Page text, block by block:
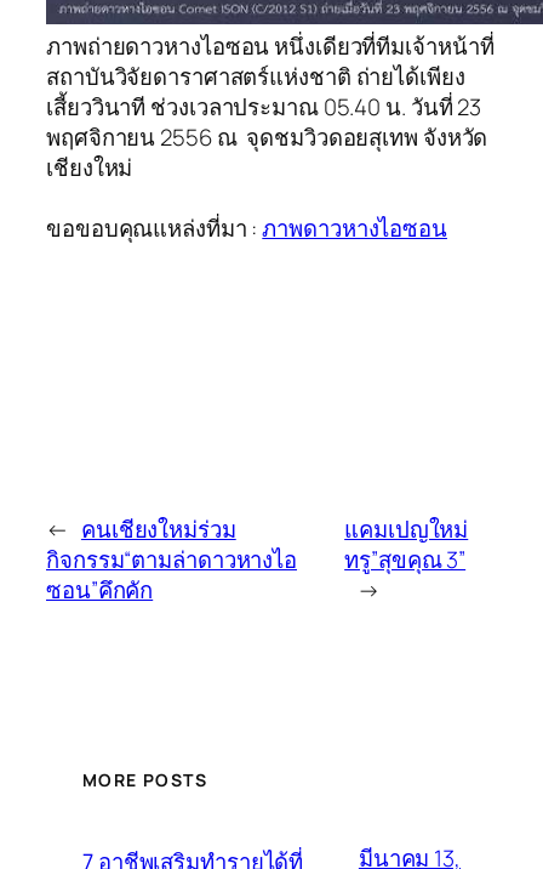
ภาพถ่ายดาวหางไอซอน หนึ่งเดียวที่ทีมเจ้าหน้าที่
สถาบันวิจัยดาราศาสตร์แห่งชาติ ถ่ายได้เพียง
เสี้ยววินาที ช่วงเวลาประมาณ 05.40 น. วันที่ 23
พฤศจิกายน 2556 ณ จุดชมวิวดอยสุเทพ จังหวัด
เชียงใหม่
ขอขอบคุณแหล่งที่มา :ภาพดาวหางไอซอน
← คนเชียงใหม่ร่วม
กิจกรรม“ตามล่าดาวหางไอ
ซอน”คึกคัก
แคมเปญใหม่
ทรู”สุขคุณ 3”
→
MORE POSTS
7 อาชีพเสริมทำรายได้ที่ มีนาคม 13,